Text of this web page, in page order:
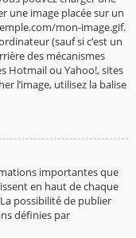
une image placée sur un
mon-image.gif.
(sauf si c’est un
des mécanismes
Hotmail ou Yahoo!, sites
l’image, utilisez la balise
importantes que
en haut de chaque
possibilité de publier
définies par